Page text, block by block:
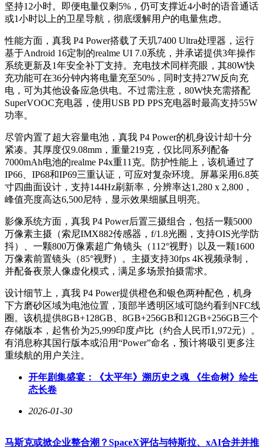
坚持12小时。即便电量仅剩5%，仍可支撑近4小时的语音通话
或1小时以上的卫星导航，彻底缓解用户的电量焦虑。
性能方面，真我 P4 Power搭载了天玑7400 Ultra处理器，运行
基于Android 16定制的realme UI 7.0系统，并承诺提供3年操作
系统更新及1年安全补丁支持。充电技术同样亮眼，其80W快
充功能可在36分钟内将电量充至50%，同时支持27W反向充
电，可为其他设备应急供电。不过需注意，80W快充需搭配
SuperVOOC充电器，使用USB PD PPS充电器时最高支持55W
功率。
尽管内置了超大容量电池，真我 P4 Power的机身设计却十分
紧凑。其厚度仅9.08mm，重量219克，仅比同系列配备
7000mAh电池的realme P4x重11克。防护性能上，该机通过了
IP66、IP68和IP69三重认证，可应对复杂环境。屏幕采用6.8英
寸四曲面设计，支持144Hz刷新率，分辨率达1,280 x 2,800，
峰值亮度高达6,500尼特，显示效果细腻且明亮。
影像系统方面，真我 P4 Power后置三摄组合，包括一颗5000
万像素主摄（索尼IMX882传感器，f/1.8光圈，支持OIS光学防
抖）、一颗800万像素超广角镜头（112°视野）以及一颗1600
万像素前置镜头（85°视野）。主摄支持30fps 4K视频录制，
并配备夜景人像虚化模式，满足多场景拍摄需求。
设计细节上，真我 P4 Power提供橙色和银色两种配色，机身
下方磨砂区域为电池位置，顶部半透明区域可隐约看到NFC线
圈。该机提供8GB+128GB、8GB+256GB和12GB+256GB三个
存储版本，起售价为25,999印度卢比（约合人民币1,972元）。
有消息称其国行版本或沿用“Power”命名，预计将吸引更多注
重续航的用户关注。
开年剧集盛宴：《太平年》溯历史之魂 《生命树》绘生
态长卷
2026-01-30
马斯克或掀企业整合潮？SpaceX评估与特斯拉、xAI合并并推